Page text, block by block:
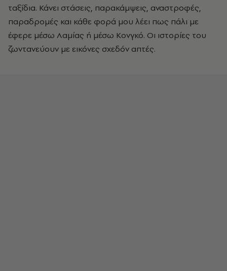
ταξίδια. Κάνει στάσεις, παρακάμψεις, αναστροφές,
παραδρομές και κάθε φορά μου λέει πως πάλι με
έφερε μέσω Λαμίας ή μέσω Κονγκό. Οι ιστορίες του
ζωντανεύουν με εικόνες σχεδόν απτές.